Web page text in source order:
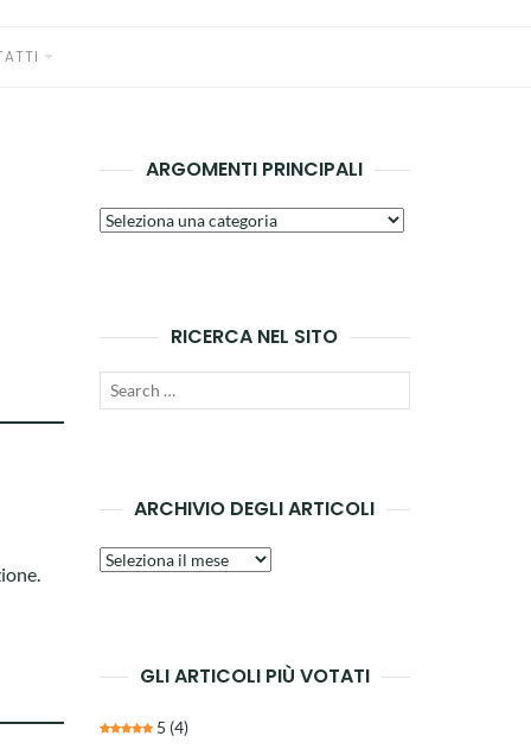
ARGOMENTI PRINCIPALI
Argomenti
RICERCA NEL SITO
Search
ARCHIVIO DEGLI ARTICOLI
Archivio
GLI ARTICOLI PIÙ VOTATI
5 (4)